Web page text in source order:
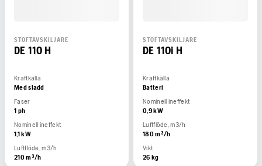
STOFTAVSKILJARE
DE 110 H
Kraftkälla
Med sladd
Faser
1 ph
Nominell ineffekt
1,1 kW
Luftflöde, m3/h
210 m³/h
STOFTAVSKILJARE
DE 110i H
Kraftkälla
Batteri
Nominell ineffekt
0,9 kW
Luftflöde, m3/h
180 m³/h
Vikt
26 kg